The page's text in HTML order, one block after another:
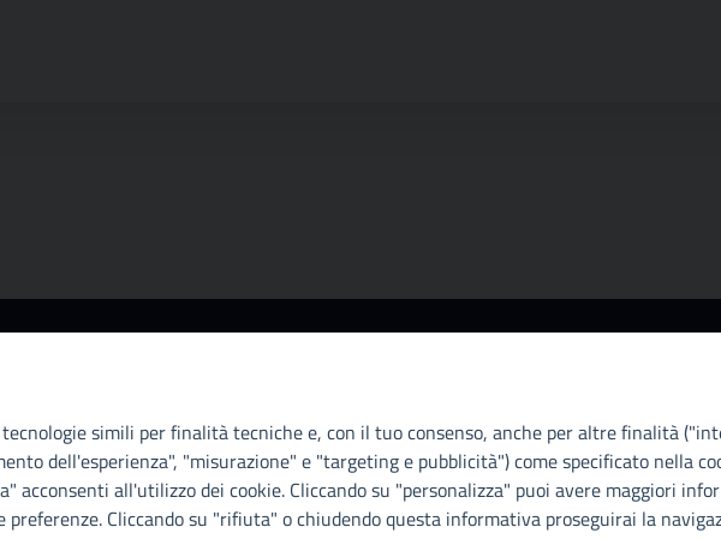
Via Maqueda, 100 - 90134 - Palermo
Cod. Fisc. 80021470820
PEC: cm.pa@cert.cittametropolitana.pa.it
il proprio
D.lgs. 10
direttiva
Consiglio.
simili per finalità tecniche e, con il tuo consenso, anche per altre finalità
dell'esperienza", "misurazione" e "targeting e pubblicità") come specificato nella
acconsenti all'utilizzo dei cookie. Cliccando su "personalizza" puoi avere maggiori
preferenze. Cliccando su "rifiuta" o chiudendo questa informativa proseguirai la